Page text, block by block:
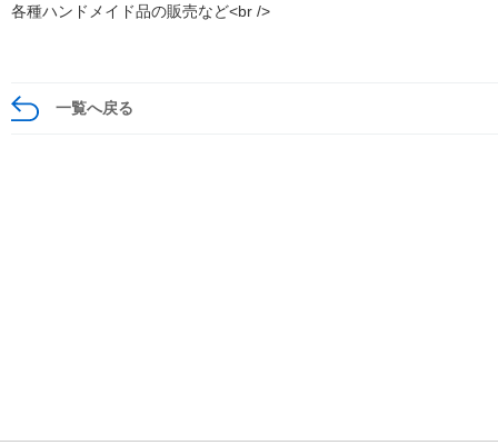
各種ハンドメイド品の販売など<br />
一覧へ戻る